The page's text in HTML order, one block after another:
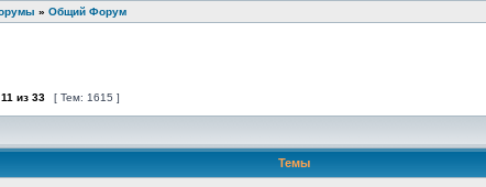
» Общий Форум
11 из 33 [ Тем: 1615 ]
Темы